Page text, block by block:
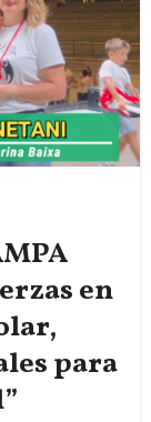
en
para